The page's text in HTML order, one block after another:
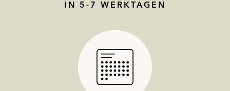
IN 5-7 WERKTAGEN